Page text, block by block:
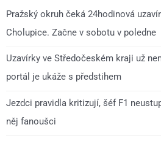
Pražský okruh čeká 24hodinová
Cholupice. Začne v sobotu v poledne
Uzavírky ve Středočeském kraji už
portál je ukáže s předstihem
Jezdci pravidla kritizují, šéf F1
něj fanoušci